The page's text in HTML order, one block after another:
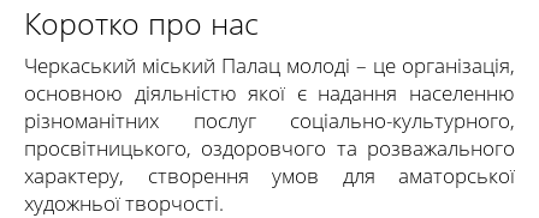
Коротко про нас
Черкаський міський Палац молоді – це організація,
основною діяльністю якої є надання населенню
різноманітних послуг соціально-культурного,
просвітницького, оздоровчого та розважального
характеру, створення умов для аматорської
художньої творчості.